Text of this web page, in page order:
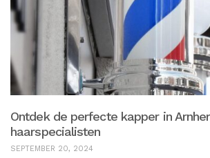
Ontdek de perfecte kapper in
haarspecialisten
SEPTEMBER 20, 2024